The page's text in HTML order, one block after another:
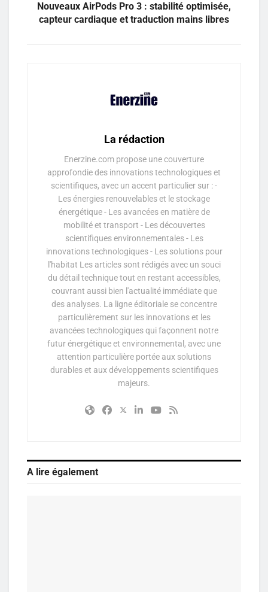
Nouveaux AirPods Pro 3 : stabilité optimisée,
capteur cardiaque et traduction mains libres
La rédaction
Enerzine.com propose une couverture
approfondie des innovations technologiques et
scientifiques, avec un accent particulier sur : -
Les énergies renouvelables et le stockage
énergétique - Les avancées en matière de
mobilité et transport - Les découvertes
scientifiques environnementales - Les
innovations technologiques - Les solutions pour
l'habitat Les articles sont rédigés avec un souci
du détail technique tout en restant accessibles,
couvrant aussi bien l'actualité immédiate que
des analyses. La ligne éditoriale se concentre
particulièrement sur les innovations et les
avancées technologiques qui façonnent notre
futur énergétique et environnemental, avec une
attention particulière portée aux solutions
durables et aux développements scientifiques
majeurs.
A lire également